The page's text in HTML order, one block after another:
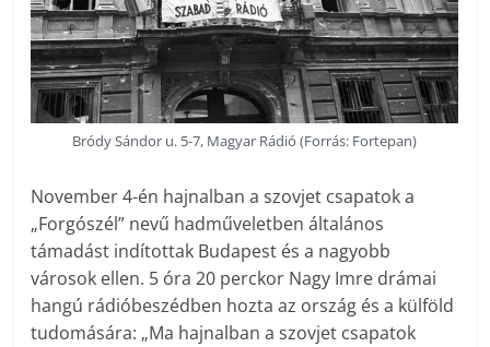
Bródy Sándor u. 5-7, Magyar Rádió (Forrás: Fortepan)
November 4-én hajnalban a szovjet csapatok a
„Forgószél” nevű hadműveletben általános
támadást indítottak Budapest és a nagyobb
városok ellen. 5 óra 20 perckor Nagy Imre drámai
hangú rádióbeszédben hozta az ország és a külföld
tudomására: „Ma hajnalban a szovjet csapatok